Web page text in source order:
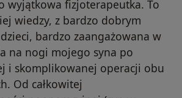
wyjątkowa fizjoterapeutka. To
wiedzy, z bardzo dobrym
bardzo zaangażowana w
na nogi mojego syna po
i skomplikowanej operacji obu
Od całkowitej